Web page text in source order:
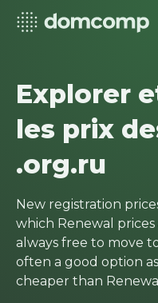
Explorer
les prix
.org.ru
New registration
which Renewal
always free to move
often a good option
cheaper than Renewal